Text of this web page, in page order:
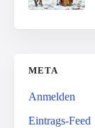
META
Anmelden
Eintrags-Feed